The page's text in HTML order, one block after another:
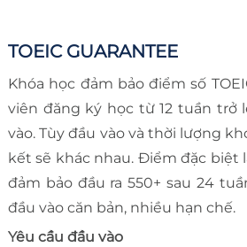
TOEIC GUARANTEE
Khóa học đảm bảo điểm số
viên đăng ký học từ 12 tuần trở
vào. Tùy đầu vào và thời lượng
kết sẽ khác nhau. Điểm đặc biệt
đảm bảo đầu ra 550+ sau 24
đầu vào căn bản, nhiều hạn chế.
Yêu cầu đầu vào